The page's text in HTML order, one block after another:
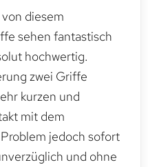
diesem
sehen fantastisch
hochwertig.
zwei Griffe
kurzen und
mit dem
jedoch sofort
und ohne